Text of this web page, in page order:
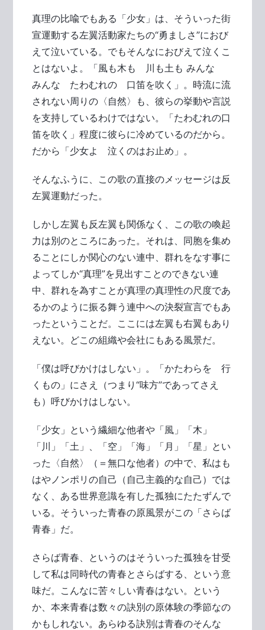
真理の比喩でもある「少女」は、そういった街
宣運動する左翼活動家たちの“勇ましさ”におび
えて泣いている。でもそんなにおびえて泣くこ
とはないよ。「風も木も 川も土も みんな
みんな たわむれの 口笛を吹く」。時流に流
されない周りの〈自然〉も、彼らの挙動や言説
を支持しているわけではない。「たわむれの口
笛を吹く」程度に彼らに冷めているのだから。
だから「少女よ 泣くのはお止め」。
そんなふうに、この歌の直接のメッセージは反
左翼運動だった。
しかし左翼も反左翼も関係なく、この歌の喚起
力は別のところにあった。それは、同胞を集め
ることにしか関心のない連中、群れをなす事に
よってしか“真理”を見出すことのできない連
中、群れを為すことが真理の真理性の尺度であ
るかのように振る舞う連中への決裂宣言でもあ
ったということだ。ここには左翼も右翼もあり
えない。どこの組織や会社にもある風景だ。
「僕は呼びかけはしない」。「かたわらを 行
くもの」にさえ（つまり“味方”であってさえ
も）呼びかけはしない。
「少女」という繊細な他者や「風」「木」
「川」「土」、「空」「海」「月」「星」とい
った〈自然〉（＝無口な他者）の中で、私はも
はやノンポリの自己（自己主義的な自己）では
なく、ある世界意識を有した孤独にたたずんで
いる。そういった青春の原風景がこの「さらば
青春」だ。
さらば青春、というのはそういった孤独を甘受
して私は同時代の青春とさらばする、という意
味だ。こんなに苦々しい青春はない。という
か、本来青春は数々の訣別の原体験の季節なの
かもしれない。あらゆる訣別は青春のそんな